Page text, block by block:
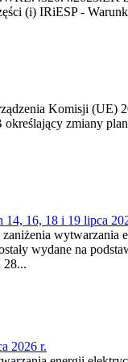
(i) IRiESP -
Komisji (UE)
zmiany
14, 16, 18 i 19 lipca
wytwarzania
wydane na
28...
2026 r.